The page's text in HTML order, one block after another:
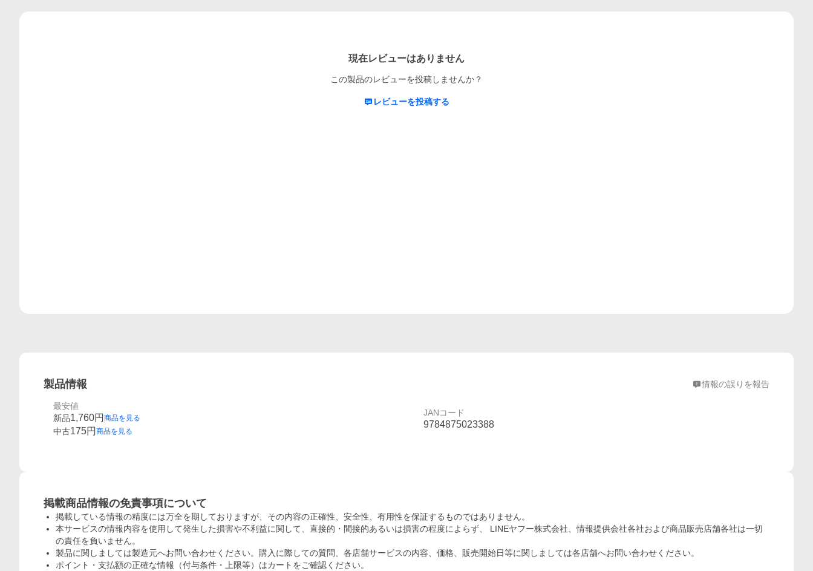
現在レビューはありません
この製品のレビューを投稿しませんか？
レビューを投稿する
製品情報 情報の誤りを報告
最安値
新品1,760円 商品を見る
中古175円 商品を見る
JANコード
9784875023388
掲載商品情報の免責事項について
掲載している情報の精度には万全を期しておりますが、その内容の正確性、安全性、有用性を保証するものではありません。
本サービスの情報内容を使用して発生した損害や不利益に関して、直接的・間接的あるいは損害の程度によらず、 LINEヤフー株式会社、情報提供会社各社および商品販売店舗各社は一切
の責任を負いません。
製品に関しましては製造元へお問い合わせください。購入に際しての質問、各店舗サービスの内容、価格、販売開始日等に関しましては各店舗へお問い合わせください。
ポイント・支払額の正確な情報（付与条件・上限等）はカートをご確認ください。